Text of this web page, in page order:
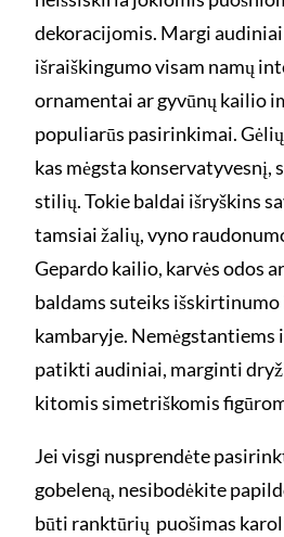
dekoracijomis. Margi
išraiškingumo visam namų
ornamentai ar gyvūnų kailio
populiarūs pasirinkimai.
kas mėgsta
stilių. Tokie baldai išryškins
tamsiai žalių, vyno
Gepardo kailio, karvės odos
baldams suteiks
kambaryje. Nemėgstantiems
patikti audiniai, marginti
kitomis simetriškomis
Jei visgi nusprendėte
gobeleną, nesibodėkite
būti ranktūrių puošimas